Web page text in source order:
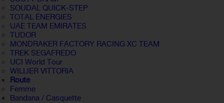
SOUDAL QUICK-STEP
TOTAL ÉNERGIES
UAE TEAM EMIRATES
TUDOR
MONDRAKER FACTORY RACING XC TEAM
TREK SEGAFREDO
UCI World Tour
WILLIER VITTORIA
Route
Femme
Bandana / Casquette